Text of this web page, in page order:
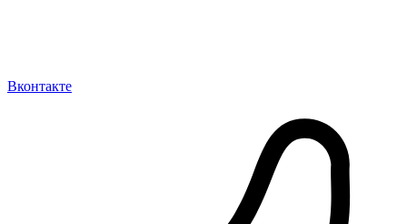
Вконтакте